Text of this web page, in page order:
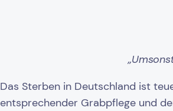
Das Sterben in Deutschland ist
entsprechender Grabpflege und